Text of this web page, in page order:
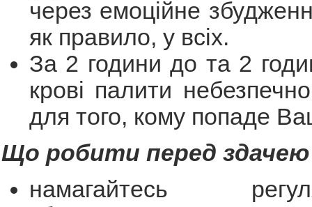
через емоційне
як правило, у всіх.
За 2 години до та 2
крові палити
для того, кому попаде
Що робити перед здачею
намагайтесь